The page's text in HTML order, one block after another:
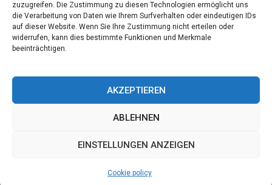
zuzugreifen. Die Zustimmung zu diesen Technologien ermöglicht uns
die Verarbeitung von Daten wie Ihrem Surfverhalten oder eindeutigen IDs
auf dieser Website. Wenn Sie Ihre Zustimmung nicht erteilen oder
widerrufen, kann dies bestimmte Funktionen und Merkmale
beeinträchtigen.
AKZEPTIEREN
ABLEHNEN
EINSTELLUNGEN ANZEIGEN
Cookie policy
Contact